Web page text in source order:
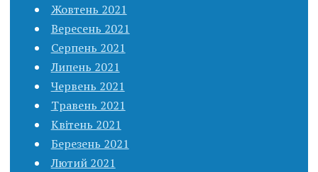
Жовтень 2021
Вересень 2021
Серпень 2021
Липень 2021
Червень 2021
Травень 2021
Квітень 2021
Березень 2021
Лютий 2021